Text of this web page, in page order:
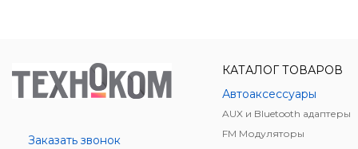
Заказать звонок
КАТАЛОГ ТОВАРОВ
Автоаксессуары
AUX и Bluetooth адаптеры
FM Модуляторы